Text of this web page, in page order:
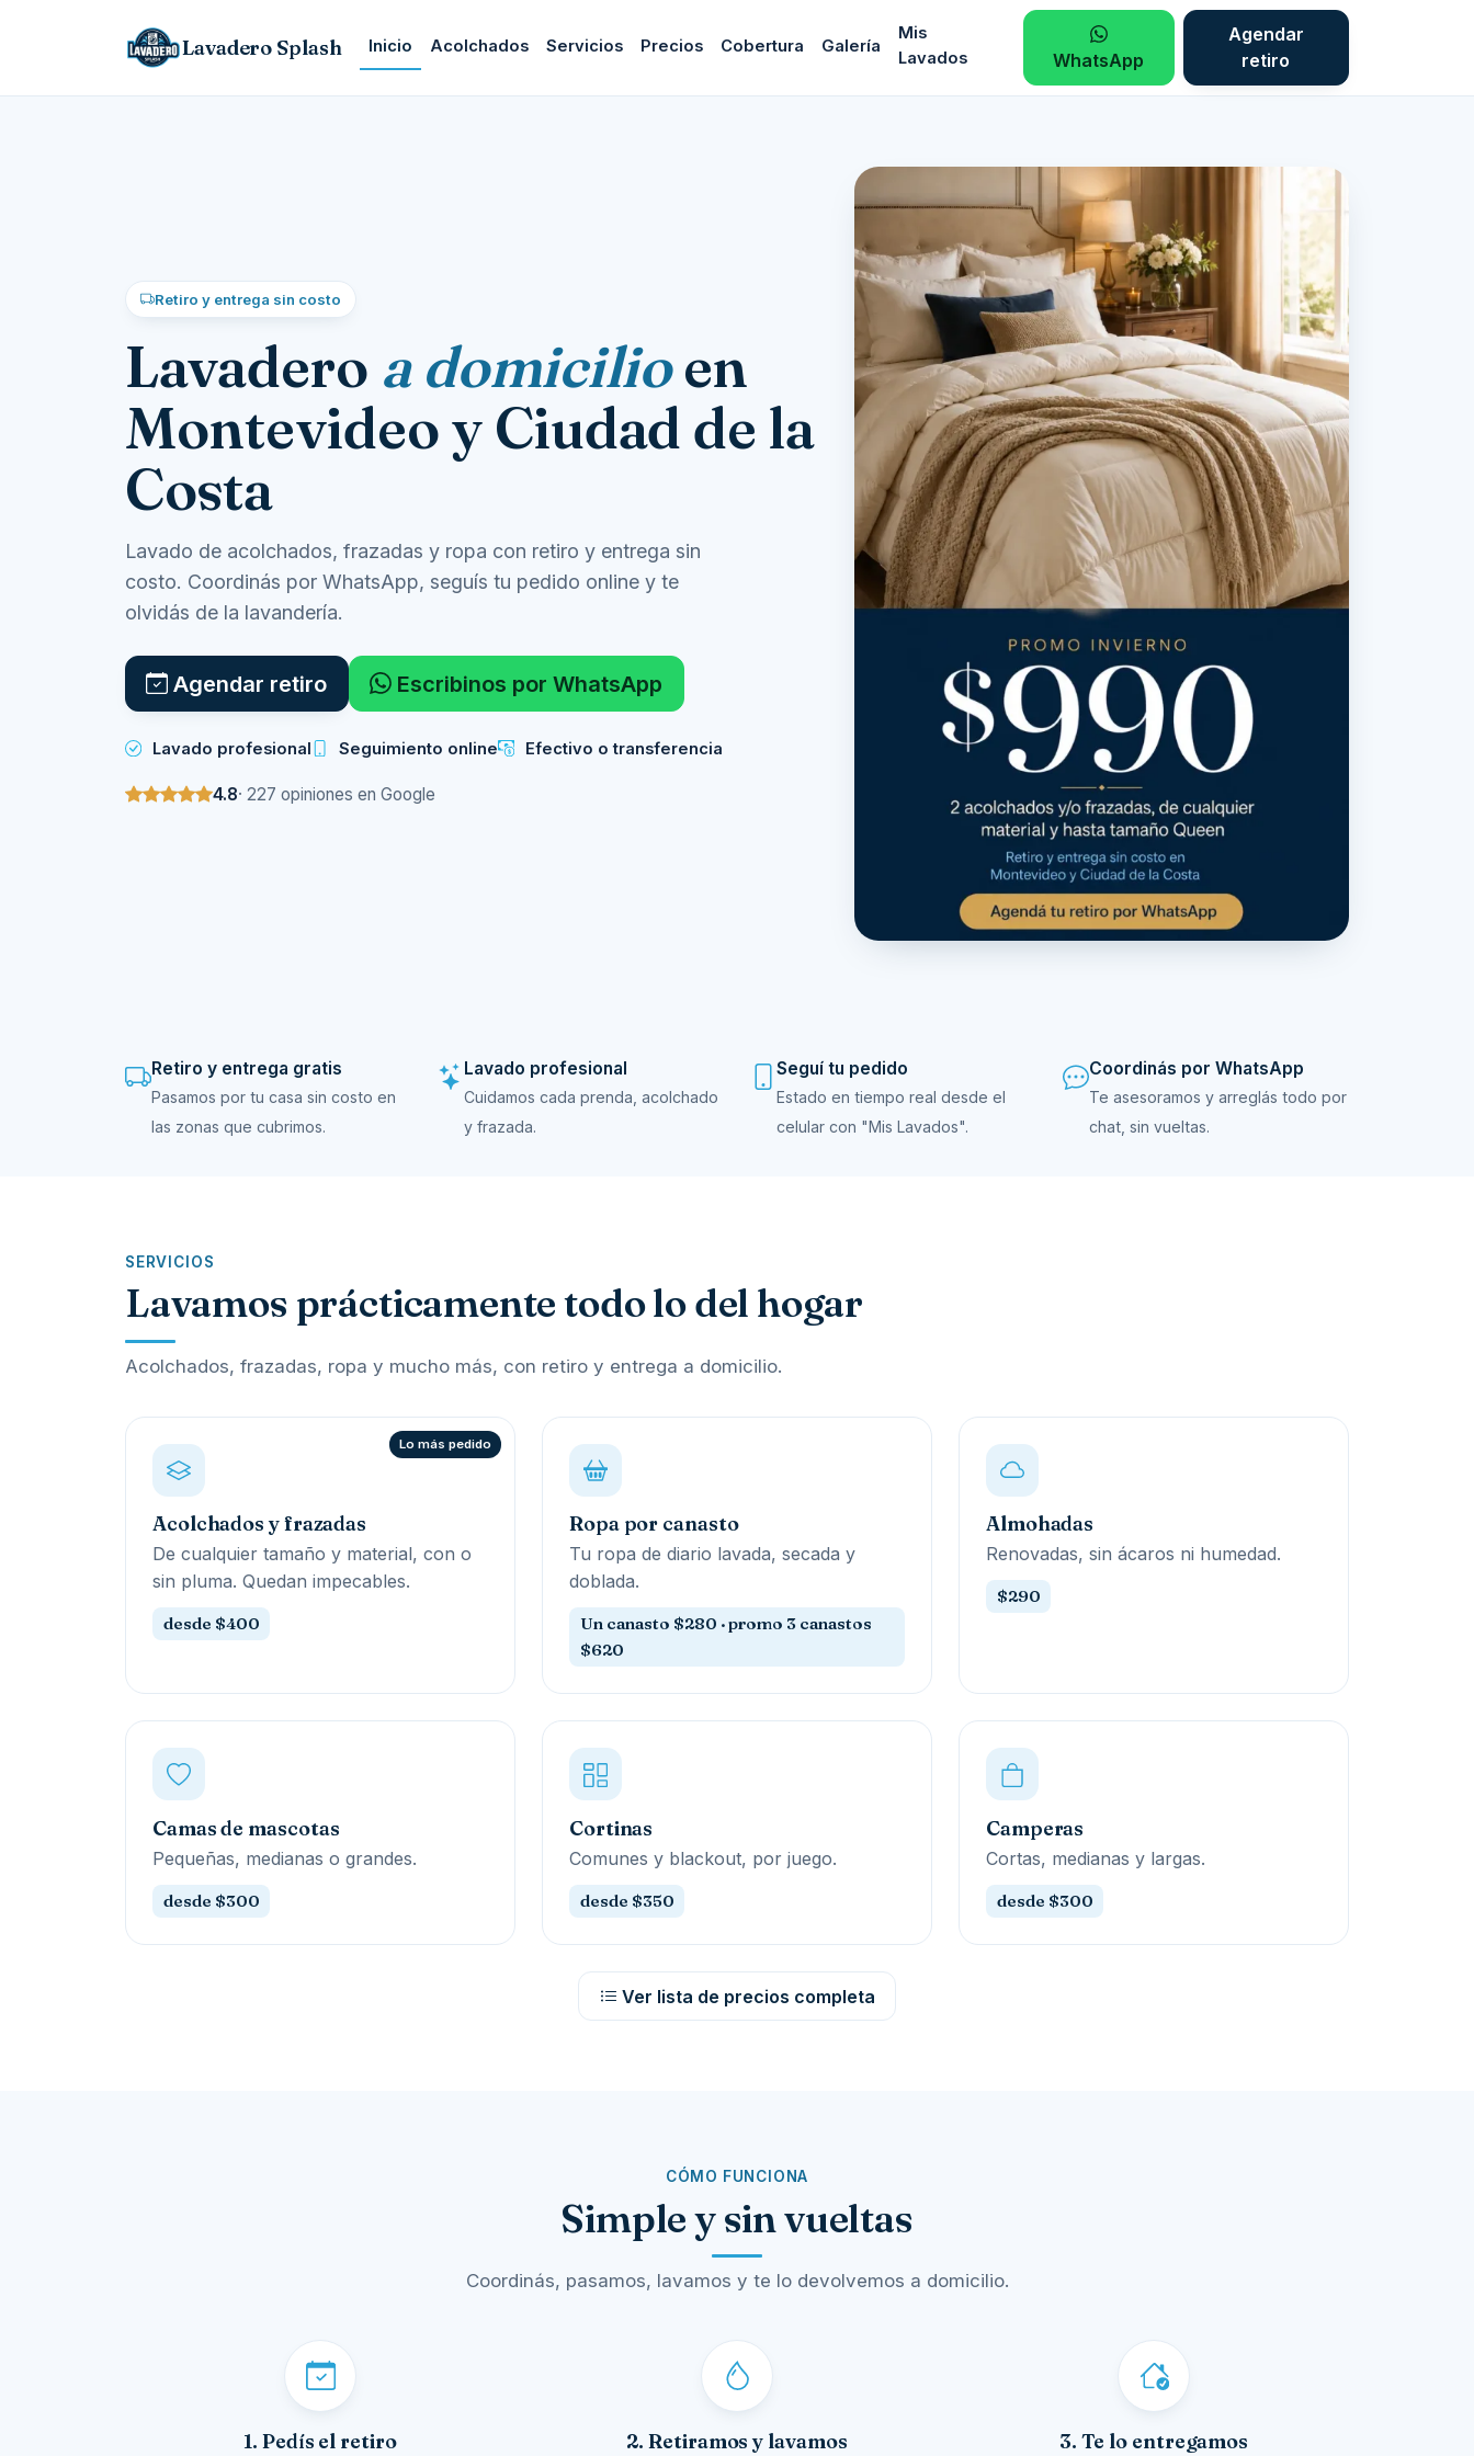
Lavadero Splash Inicio Acolchados Servicios Precios Cobertura Galería
Mis
Lavados
WhatsApp
Agendar
retiro
Retiro y entrega sin costo
Lavadero a domicilioen
Montevideo y Ciudad de la
Costa
Lavado de acolchados, frazadas y ropa con retiro y entrega sin
costo. Coordinás por WhatsApp, seguís tu pedido online y te
olvidás de la lavandería.
Agendar retiro Escribinos por WhatsApp
Lavado profesional Seguimiento online Efectivo o transferencia
4.8· 227 opiniones en Google
Retiro y entrega gratis
Pasamos por tu casa sin costo en
las zonas que cubrimos.
Lavado profesional
Cuidamos cada prenda, acolchado
y frazada.
Seguí tu pedido
Estado en tiempo real desde el
celular con "Mis Lavados".
Coordinás por WhatsApp
Te asesoramos y arreglás todo por
chat, sin vueltas.
SERVICIOS
Lavamos prácticamente todo lo del hogar
Acolchados, frazadas, ropa y mucho más, con retiro y entrega a domicilio.
Lo más pedido
Acolchados y frazadas
De cualquier tamaño y material, con o
sin pluma. Quedan impecables.
desde $400
Ropa por canasto
Tu ropa de diario lavada, secada y
doblada.
Un canasto $280 · promo 3 canastos
$620
Almohadas
Renovadas, sin ácaros ni humedad.
$290
Camas de mascotas
Pequeñas, medianas o grandes.
desde $300
Cortinas
Comunes y blackout, por juego.
desde $350
Camperas
Cortas, medianas y largas.
desde $300
Ver lista de precios completa
CÓMO FUNCIONA
Simple y sin vueltas
Coordinás, pasamos, lavamos y te lo devolvemos a domicilio.
1. Pedís el retiro 2. Retiramos y lavamos 3. Te lo entregamos